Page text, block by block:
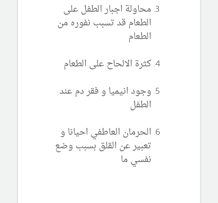
محاولة اجبار الطفل على
الطعام قد تسبب نفوره من
الطعام
كثرة الالحاح على الطعام
وجود انيميا و فقر دم عند
الطفل
الحرمان العاطفي احيانا و
تعبير عن القلق بسبب وضع
نفسي ما